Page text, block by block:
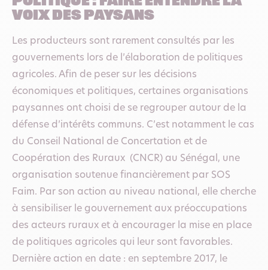
VOIX DES PAYSANS
Les producteurs sont rarement consultés par les
gouvernements lors de l’élaboration de politiques
agricoles. Afin de peser sur les décisions
économiques et politiques, certaines organisations
paysannes ont choisi de se regrouper autour de la
défense d’intérêts communs. C’est notamment le cas
du Conseil National de Concertation et de
Coopération des Ruraux (CNCR) au Sénégal, une
organisation soutenue financièrement par SOS
Faim. Par son action au niveau national, elle cherche
à sensibiliser le gouvernement aux préoccupations
des acteurs ruraux et à encourager la mise en place
de politiques agricoles qui leur sont favorables.
Dernière action en date : en septembre 2017, le